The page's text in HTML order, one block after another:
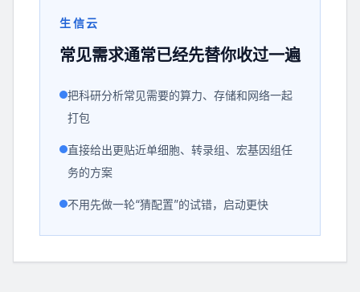
生信云
常见需求通常已经先替你收过一遍
把科研分析常见需要的算力、存储和网络一起
打包
直接给出更贴近单细胞、转录组、宏基因组任
务的方案
不用先做一轮“猜配置”的试错，启动更快